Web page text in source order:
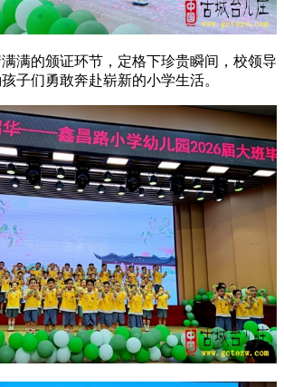
满的颁证环节，定格下珍贵瞬间，校领导
子们勇敢奔赴崭新的小学生活。